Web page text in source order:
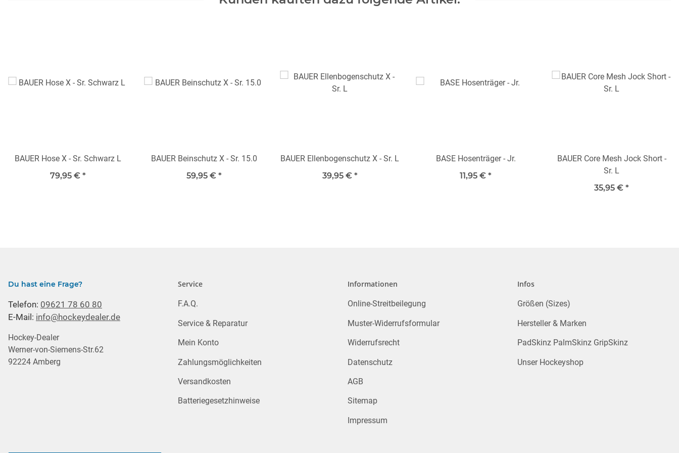
BAUER Hose X - Sr. Schwarz L
79,95 € *
BAUER Beinschutz X - Sr. 15.0
59,95 € *
BAUER Ellenbogenschutz X - Sr. L
39,95 € *
BASE Hosenträger - Jr.
11,95 € *
BAUER Core Mesh Jock Short -
Sr. L
35,95 € *
Du hast eine Frage?
Telefon: 09621 78 60 80
E-Mail: info@hockeydealer.de
Hockey-Dealer
Werner-von-Siemens-Str.62
92224 Amberg
Service
F.A.Q.
Service & Reparatur
Mein Konto
Zahlungsmöglichkeiten
Versandkosten
Batteriegesetzhinweise
Informationen
Online-Streitbeilegung
Muster-Widerrufsformular
Widerrufsrecht
Datenschutz
AGB
Sitemap
Impressum
Infos
Größen (Sizes)
Hersteller & Marken
PadSkinz PalmSkinz GripSkinz
Unser Hockeyshop